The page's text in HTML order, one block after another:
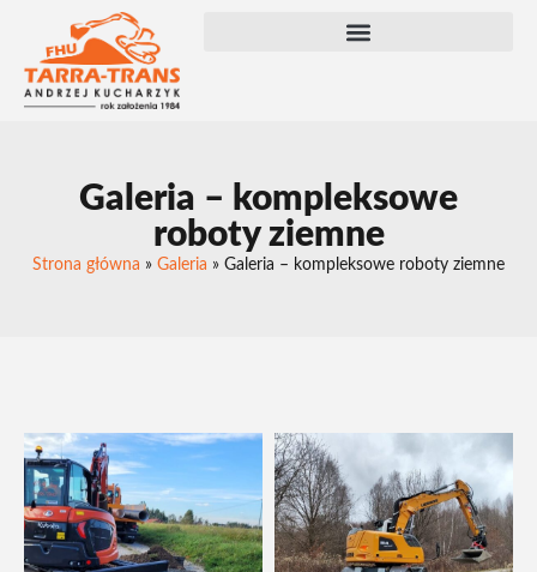
Galeria – kompleksowe
roboty ziemne
Strona główna » Galeria » Galeria – kompleksowe roboty ziemne